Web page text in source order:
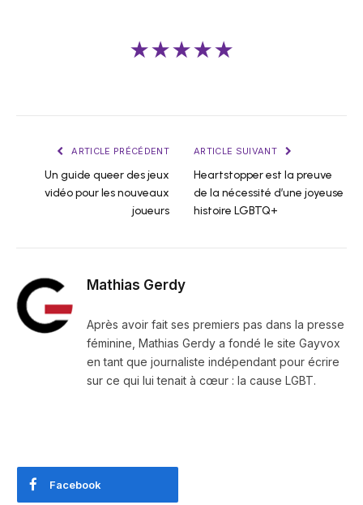
★★★★★
ARTICLE PRÉCÉDENT
Un guide queer des jeux
vidéo pour les nouveaux
joueurs
ARTICLE SUIVANT
Heartstopper est la preuve
de la nécessité d’une joyeuse
histoire LGBTQ+
Mathias Gerdy
Après avoir fait ses premiers pas dans la presse
féminine, Mathias Gerdy a fondé le site Gayvox
en tant que journaliste indépendant pour écrire
sur ce qui lui tenait à cœur : la cause LGBT.
Facebook